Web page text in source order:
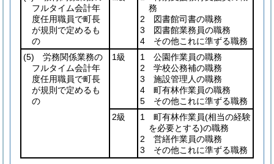
フルタイム会計年
度任用職員で町長
が規則で定めるも
の
務
2 図書館司書の職務
3 図書館業務員の職務
4 その他これに準ずる職務
(5) 労務関係業務の
フルタイム会計年
度任用職員で町長
が規則で定めるも
の
1級
1 公園作業員の職務
2 学校公務補の職務
3 施設管理人の職務
4 町有林作業員の職務
5 その他これに準ずる職務
2級
1 町有林作業員(相当の経験
を必要とする)の職務
2 営繕作業員の職務
3 その他これに準ずる職務